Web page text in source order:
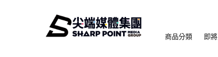
商品分類 即